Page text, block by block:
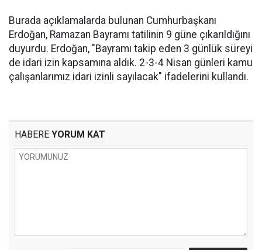
Burada açıklamalarda bulunan Cumhurbaşkanı
Erdoğan, Ramazan Bayramı tatilinin 9 güne çıkarıldığını
duyurdu. Erdoğan, "Bayramı takip eden 3 günlük süreyi
de idari izin kapsamına aldık. 2-3-4 Nisan günleri kamu
çalışanlarımız idari izinli sayılacak" ifadelerini kullandı.
HABERE YORUM KAT